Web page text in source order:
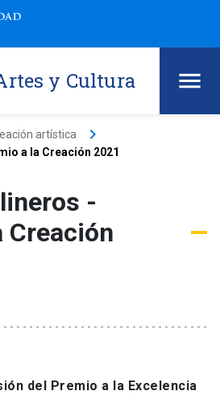
y Cultura
artística keyboard_arrow_right
a la Creación 2021
-
Creación
del Premio a la Excelencia